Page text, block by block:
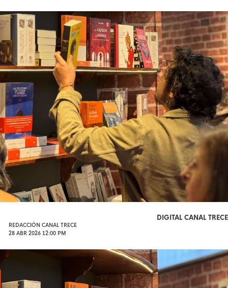
DIGITAL CANAL TRECE
REDACCIÓN CANAL TRECE
28 ABR 2026 12:00 PM